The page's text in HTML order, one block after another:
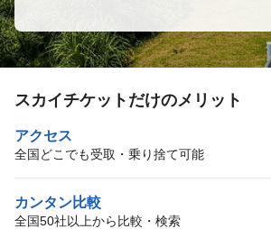
スカイチケットだけのメリット
アクセス
全国どこでも受取・乗り捨て可能
カンタン比較
全国50社以上から比較・検索